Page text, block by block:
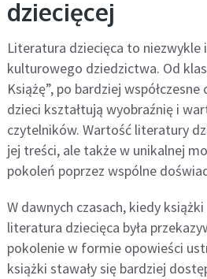
dziecięcej
Literatura dziecięca to niezwykle
kulturowego dziedzictwa. Od
Książę”, po bardziej
dzieci kształtują wyobraźnię i
czytelników. Wartość literatury
jej treści, ale także w unikalnej
pokoleń poprzez wspólne
W dawnych czasach, kiedy
literatura dziecięca była
pokolenie w formie opowieści
książki stawały się bardziej